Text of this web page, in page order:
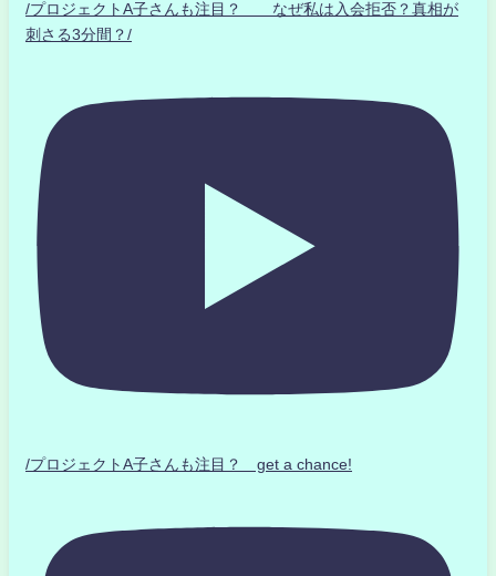
/プロジェクトA子さんも注目？ なぜ私は入会拒否？真相が
刺さる3分間？/
/プロジェクトA子さんも注目？ get a chance!